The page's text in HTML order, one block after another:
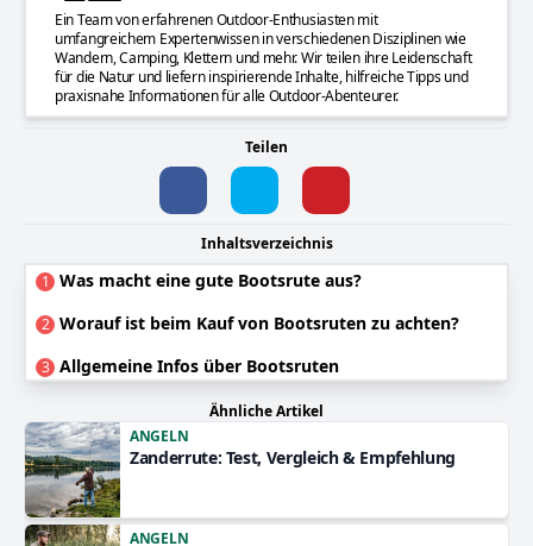
Ein Team von erfahrenen Outdoor-Enthusiasten mit
umfangreichem Expertenwissen in verschiedenen Disziplinen wie
Wandern, Camping, Klettern und mehr. Wir teilen ihre Leidenschaft
für die Natur und liefern inspirierende Inhalte, hilfreiche Tipps und
praxisnahe Informationen für alle Outdoor-Abenteurer.
Teilen
Inhaltsverzeichnis
1 Was macht eine gute Bootsrute aus?
2 Worauf ist beim Kauf von Bootsruten zu achten?
3 Allgemeine Infos über Bootsruten
Ähnliche Artikel
ANGELN
Zanderrute: Test, Vergleich & Empfehlung
ANGELN